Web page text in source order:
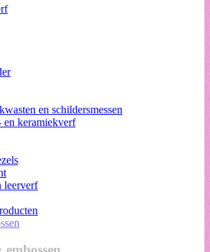
en schildersmessen
en keramiekverf
leerverf